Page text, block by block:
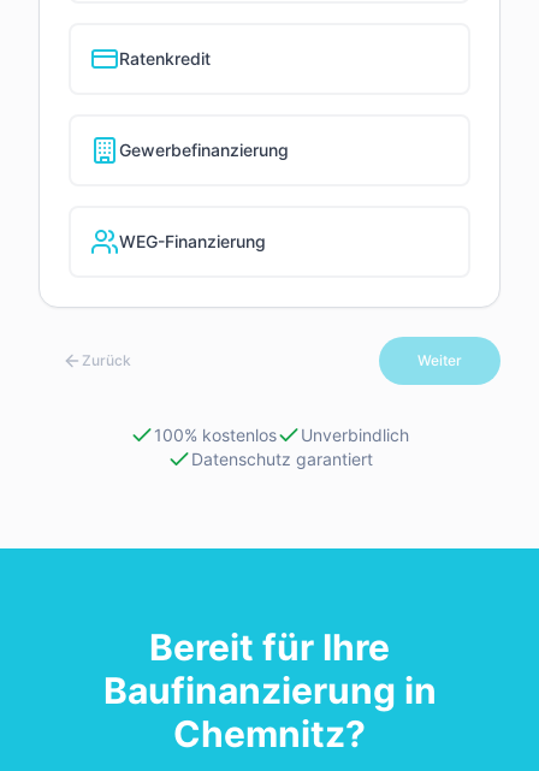
Ratenkredit
Gewerbefinanzierung
WEG-Finanzierung
Zurück Weiter
100% kostenlos
Unverbindlich
Datenschutz garantiert
Bereit für Ihre
Baufinanzierung in
Chemnitz?